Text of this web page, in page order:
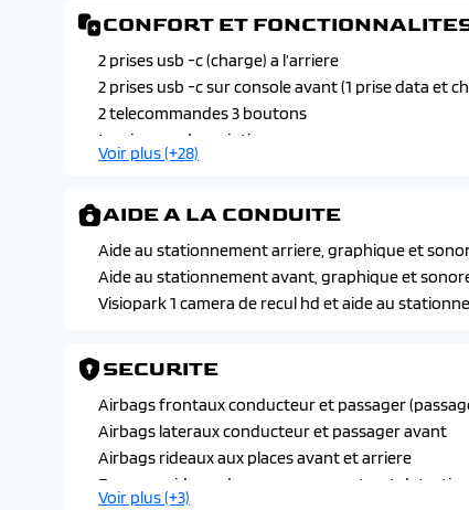
CONFORT ET
2 prises usb -c (charge) a l’arriere
2 prises usb -c sur console avant (1 prise data et
2 telecommandes 3 boutons
4 poignees de maintien
Acces et demarrage mains libres proximity
Banquette arriere avec dossier rabattable 2/3 -1/3
Banquette arriere avec dossier rabattable 40/20/
Boite a gants et rangement de console eclaires a
Climatisation automatique bi -zone
(indisponible sur e -308 electrique)
Eclairage d’accueil et d’accompagnement
Eclairage de coffre a lampe
Essuie -vitres avant a declenchement automatique
Frein de stationnement electrique
Voir plus (+28)
AIDE A LA CONDUITE
Aide au stationnement arriere, graphique et
Aide au stationnement avant, graphique et
Visiopark 1 camera de recul hd et aide au
SECURITE
Airbags frontaux conducteur et passager
Airbags lateraux conducteur et passager avant
Airbags rideaux aux places avant et arriere
Esp avec aide au demarrage en pente, et
Voir plus (+3)